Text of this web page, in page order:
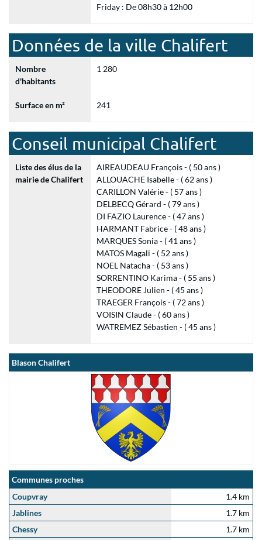
Friday : De 08h30 à 12h00
Données de la ville Chalifert
Nombre
d'habitants
1 280
Surface en m² 241
Conseil municipal Chalifert
Liste des élus de la
mairie de Chalifert
AIREAUDEAU François - ( 50 ans )
ALLOUACHE Isabelle - ( 62 ans )
CARILLON Valérie - ( 57 ans )
DELBECQ Gérard - ( 79 ans )
DI FAZIO Laurence - ( 47 ans )
HARMANT Fabrice - ( 48 ans )
MARQUES Sonia - ( 41 ans )
MATOS Magali - ( 52 ans )
NOEL Natacha - ( 53 ans )
SORRENTINO Karima - ( 55 ans )
THEODORE Julien - ( 45 ans )
TRAEGER François - ( 72 ans )
VOISIN Claude - ( 60 ans )
WATREMEZ Sébastien - ( 45 ans )
Blason Chalifert
Communes proches
Coupvray
1.4 km
Jablines
1.7 km
Chessy
1.7 km